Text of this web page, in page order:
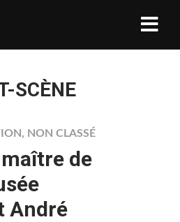
SCÈNE
, NON CLASSÉ
de
André